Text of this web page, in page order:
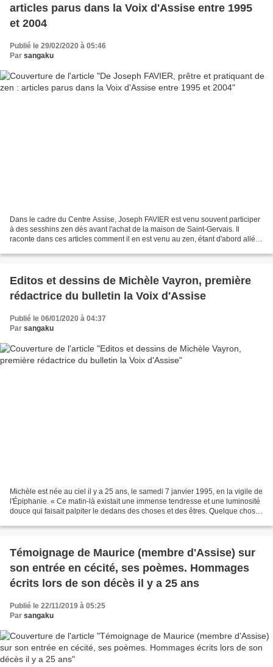
articles parus dans la Voix d'Assise entre 1995
et 2004
Publié le 29/02/2020 à 05:46
Par sangaku
Dans le cadre du Centre Assise, Joseph FAVIER est venu souvent participer
à des sesshins zen dès avant l'achat de la maison de Saint-Gervais. Il
raconte dans ces articles comment il en est venu au zen, étant d'abord allé à
Editos et dessins de Michèle Vayron, première
rédactrice du bulletin la Voix d'Assise
Publié le 06/01/2020 à 04:37
Par sangaku
Michèle est née au ciel il y a 25 ans, le samedi 7 janvier 1995, en la vigile de
l'Épiphanie. « Ce matin-là existait une immense tendresse et une luminosité
douce qui faisait palpiter le dedans des choses et des êtres. Quelque chose
Témoignage de Maurice (membre d'Assise) sur
son entrée en cécité, ses poèmes. Hommages
écrits lors de son décès il y a 25 ans
Publié le 22/11/2019 à 05:25
Par sangaku